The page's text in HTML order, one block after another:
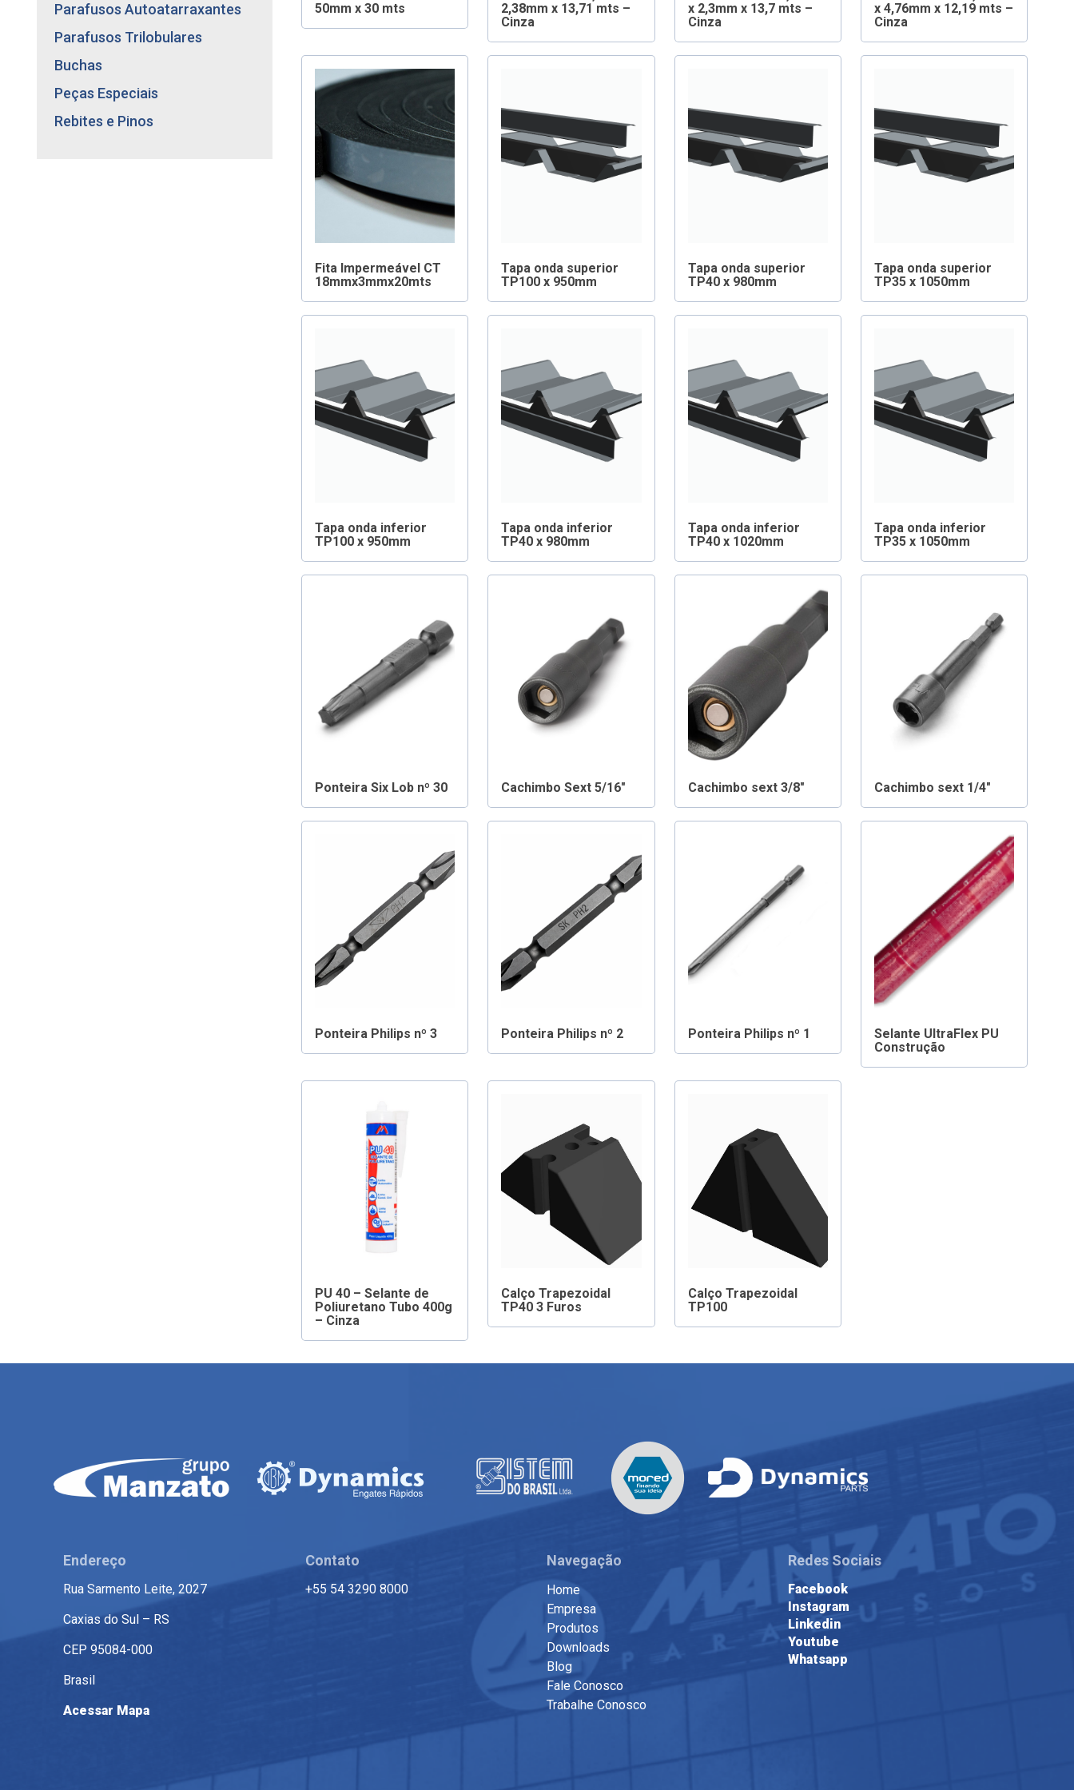
50mm x 30 mts
2,38mm x 13,71 mts –
Cinza
x 2,3mm x 13,7 mts –
Cinza
x 4,76mm x 12,19 mts –
Cinza
Fita Impermeável CT
18mmx3mmx20mts
Tapa onda superior
TP100 x 950mm
Tapa onda superior
TP40 x 980mm
Tapa onda superior
TP35 x 1050mm
Tapa onda inferior
TP100 x 950mm
Tapa onda inferior
TP40 x 980mm
Tapa onda inferior
TP40 x 1020mm
Tapa onda inferior
TP35 x 1050mm
Ponteira Six Lob nº 30 Cachimbo Sext 5/16″ Cachimbo sext 3/8″ Cachimbo sext 1/4″
Ponteira Philips nº 3 Ponteira Philips nº 2 Ponteira Philips nº 1
Selante UltraFlex PU
Construção
PU 40 – Selante de
Poliuretano Tubo 400g
– Cinza
Calço Trapezoidal
TP40 3 Furos
Calço Trapezoidal
TP100
LINHA TIPO ASA
Parafusos Autoatarraxantes
Parafusos Trilobulares
Buchas
Peças Especiais
Rebites e Pinos
Endereço
Rua Sarmento Leite, 2027
Caxias do Sul – RS
CEP 95084-000
Brasil
Acessar Mapa
Contato
+55 54 3290 8000
Navegação
Home
Empresa
Produtos
Downloads
Blog
Fale Conosco
Trabalhe Conosco
Redes Sociais
Facebook
Instagram
Linkedin
Youtube
Whatsapp